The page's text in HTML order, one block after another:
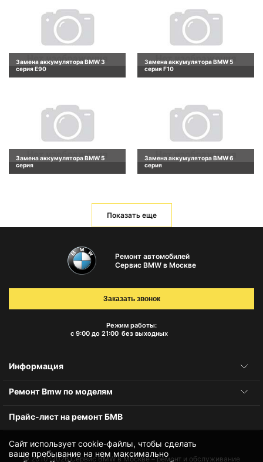
Замена аккумулятора BMW 3
серия E90
Замена аккумулятора BMW 5
серия F10
Замена аккумулятора BMW 5
серия
Замена аккумулятора BMW 6
серия
Показать еще
Сайт использует cookie-файлы, чтобы сделать
ваше пребывание на нем максимально
Ремонт автомобилей
Сервис BMW в Москве
Режим работы:
с 9:00 до 21:00 без выходных
Заказать звонок
Информация
Ремонт Bmw по моделям
Прайс-лист на ремонт БМВ
© 2010-2026Сервис BMW в Москве – ремонт и обслуживание